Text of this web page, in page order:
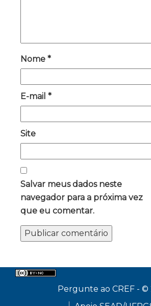
Nome *
E-mail *
Site
Salvar meus dados neste
navegador para a próxima vez
que eu comentar.
Pergunte ao CREF - ©